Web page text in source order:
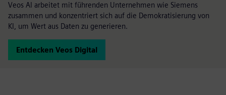
Veos AI arbeitet mit führenden Unternehmen wie Siemens
zusammen und konzentriert sich auf die Demokratisierung von
KI, um Wert aus Daten zu generieren.
Entdecken Veos Digital